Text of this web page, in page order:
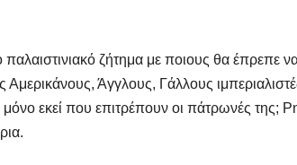
ζήτημα με ποιους θα έπρεπε να
Άγγλους, Γάλλους
εκεί που επιτρέπουν οι πάτρωνές της;